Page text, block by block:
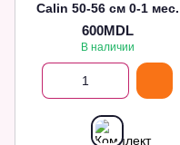
Calin 50-56 cм 0-1 мес.
600MDL
В наличии